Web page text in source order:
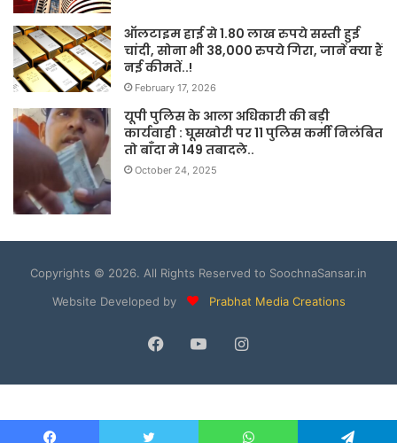
ऑलटाइम हाई से 1.80 लाख रुपये सस्ती हुई
चांदी, सोना भी 38,000 रुपये गिरा, जानें क्या हैं
नई कीमतें..!
February 17, 2026
यूपी पुलिस के आला अधिकारी की बड़ी
कार्यवाही : घूसखोरी पर 11 पुलिस कर्मी निलंबित
तो बाँदा मे 149 तबादले..
October 24, 2025
Copyrights © 2026. All Rights Reserved to SoochnaSansar.in
Website Developed by
Prabhat Media Creations
Facebook
YouTubeInstagram